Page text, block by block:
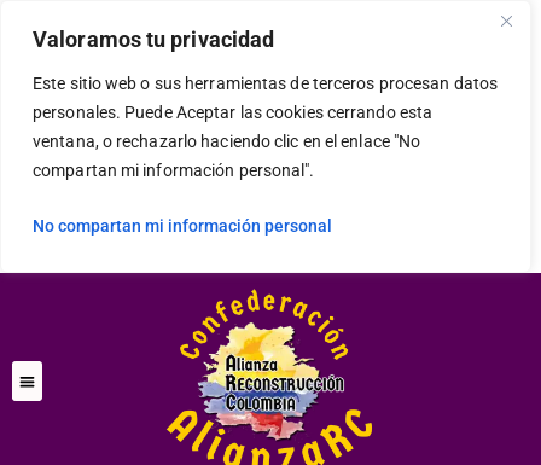
Valoramos tu privacidad
Este sitio web o sus herramientas de terceros procesan datos
personales. Puede Aceptar las cookies cerrando esta
ventana, o rechazarlo haciendo clic en el enlace "No
compartan mi información personal".
No compartan mi información personal